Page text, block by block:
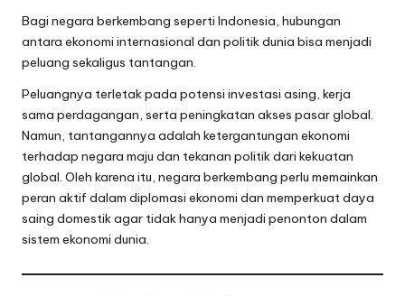
Bagi negara berkembang seperti Indonesia, hubungan
antara ekonomi internasional dan politik dunia bisa menjadi
peluang sekaligus tantangan.
Peluangnya terletak pada potensi investasi asing, kerja
sama perdagangan, serta peningkatan akses pasar global.
Namun, tantangannya adalah ketergantungan ekonomi
terhadap negara maju dan tekanan politik dari kekuatan
global. Oleh karena itu, negara berkembang perlu memainkan
peran aktif dalam diplomasi ekonomi dan memperkuat daya
saing domestik agar tidak hanya menjadi penonton dalam
sistem ekonomi dunia.